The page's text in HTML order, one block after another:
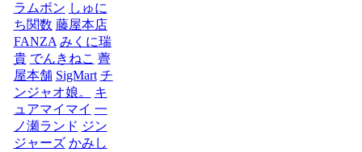
ラムボン しゅに
ち関数 藤屋本店
FANZA みくに瑞
貴 でんきねこ 薺
屋本舗 SigMart チ
ンジャオ娘。
キ
ュアマイマイ 一
ノ瀬ランド ジン
ジャーズ かみし